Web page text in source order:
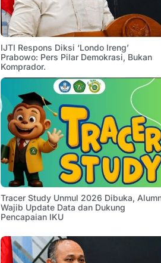
IJTI Respons Diksi ‘Londo Ireng’
Prabowo: Pers Pilar Demokrasi, Bukan
Komprador.
Tracer Study Unmul 2026 Dibuka,
Wajib Update Data dan Dukung
Pencapaian IKU